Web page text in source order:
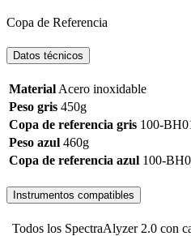
Copa de Referencia
Datos técnicos
Material Acero inoxidable
Peso gris 450g
Copa de referencia gris 100-
Peso azul 460g
Copa de referencia azul 100-
Instrumentos compatibles
Todos los SpectraAlyzer 2.0 con